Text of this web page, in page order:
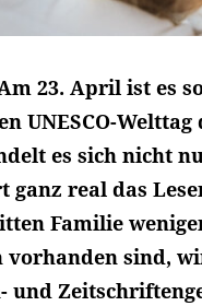
23. April ist es
UNESCO-
es sich nicht
ganz real das
Familie
vorhanden sind,
und